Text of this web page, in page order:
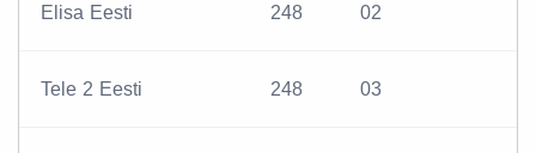
Elisa Eesti 248 02
Tele 2 Eesti 248 03